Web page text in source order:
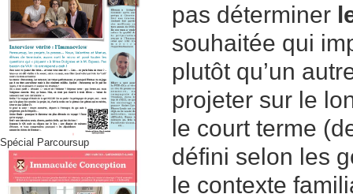
Spécial Parcoursup
pas déterminer
souhaitée qui
plutôt qu’un
projeter sur le
le court terme
défini selon les
le contexte